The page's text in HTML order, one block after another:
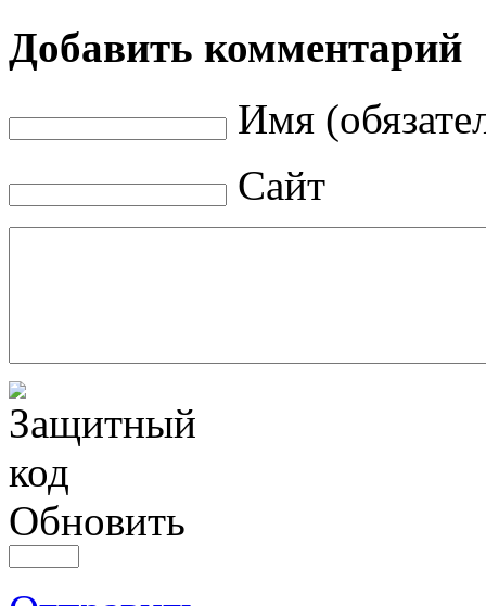
Добавить комментарий
Имя
Сайт
Обновить